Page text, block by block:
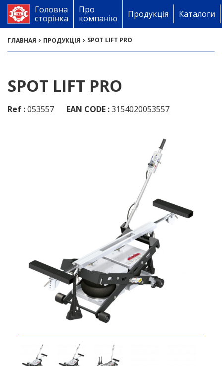
Головна
сторінка
Про
компанію
Продукція Каталоги
ГЛАВНАЯ › ПРОДУКЦІЯ › SPOT LIFT PRO
SPOT LIFT PRO
Ref :053557 EAN CODE :3154020053557